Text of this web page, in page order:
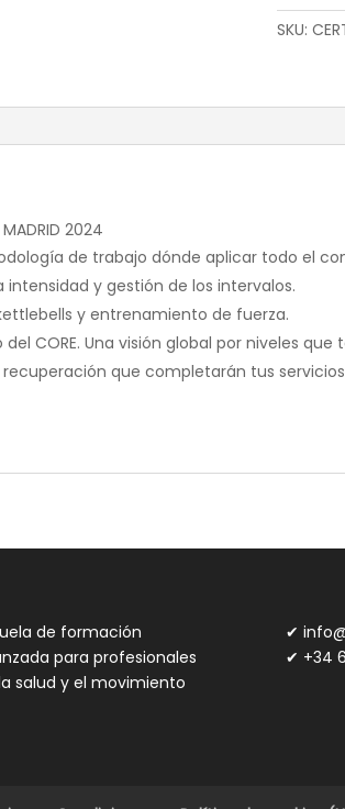
SKU:
MADRID 2024
de trabajo dónde aplicar todo el
y gestión de los intervalos.
y entrenamiento de fuerza.
CORE. Una visión global por niveles
que completarán tus
de formación
para profesionales
salud y el movimiento
✔
✔ +34